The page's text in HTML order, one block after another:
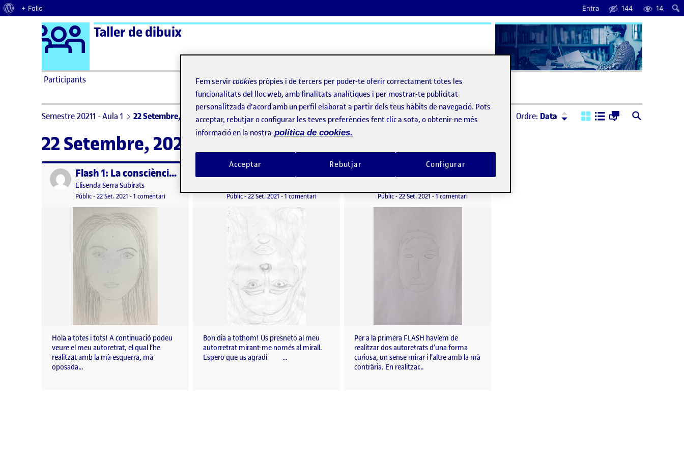
Quant al WordPress
+ Folio Entra 144 14
Saltar al contingut Logo Ágora
Taller de dibuix
Participants ActiFolios Ajuda
Semestre 20211 - Aula 1 22 Setembre, 2021 Ordre: Data Ordre: Descendent
22 Setembre, 2021
Publicat per Flash 1: La consciència de mirar(nos): L’autoretrat
Publicat per
Elisenda Serra Subirats
Visibilitat:
Públic-Data de publicació
22 Set. 2021 22 setembre, 2021 9:53 pm
-1 comentaria Flash 1: La consciència de mirar(nos): L’autoretrat
Hola a totes i tots! A continuació podeu
veure el meu autoretrat, el qual l’he
realitzat amb la mà esquerra, mà
oposada…
FLASH 1: LA CONSCIÈNCIA DE MIRAR-NOS
Visibilitat:
Públic-Data de publicació
22 Set. 2021 -1 comentaria FLASH 1: LA CONSCIÈNCIA DE MIRAR-NOS
Bon dia a tothom! Us presneto al meu
autorretrat mirant-me només al mirall.
Espero que us agradi …
Flash 1: La consciència de mirar(nos): l’autoretrat
Visibilitat:
Públic-Data de publicació
22 Set. 2021 -1 comentaria Flash 1: La consciència de mirar(nos): l’autoretrat
Per a la primera FLASH havíem de
realitzar dos autoretrats d’una forma
curiosa, un sense mirar i l’altre amb la mà
contrària. En realitzar…
Fem servircookies pròpies i de tercers per poder-te oferir correctament totes les
funcionalitats del lloc web, amb finalitats analítiques i per mostrar-te publicitat
personalitzada d'acord amb un perfil elaborat a partir dels teus hàbits de navegació. Pots
acceptar, rebutjar o configurar les teves preferències fent clic a sota, o obtenir-ne més
informació en la nostra política de cookies.
Rebutjar
Acceptar Configurar